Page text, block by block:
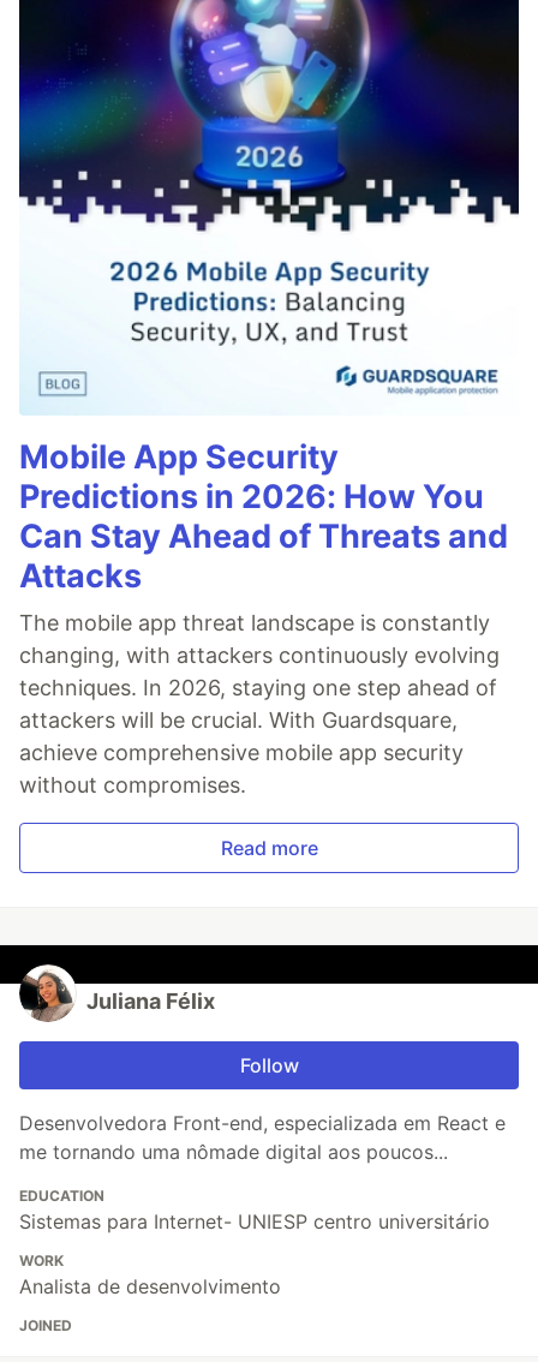
Mobile App Security
Predictions in 2026: How You
Can Stay Ahead of Threats and
Attacks
The mobile app threat landscape is constantly
changing, with attackers continuously evolving
techniques. In 2026, staying one step ahead of
attackers will be crucial. With Guardsquare,
achieve comprehensive mobile app security
without compromises.
Read more
Juliana Félix
Follow
Desenvolvedora Front-end, especializada em React e
me tornando uma nômade digital aos poucos...
EDUCATION
Sistemas para Internet- UNIESP centro universitário
WORK
Analista de desenvolvimento
JOINED